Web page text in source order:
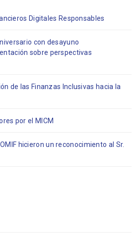
Digitales Responsables
con desayuno
sobre perspectivas
de las Finanzas Inclusivas hacia la
por el MICM
hicieron un reconocimiento al Sr.